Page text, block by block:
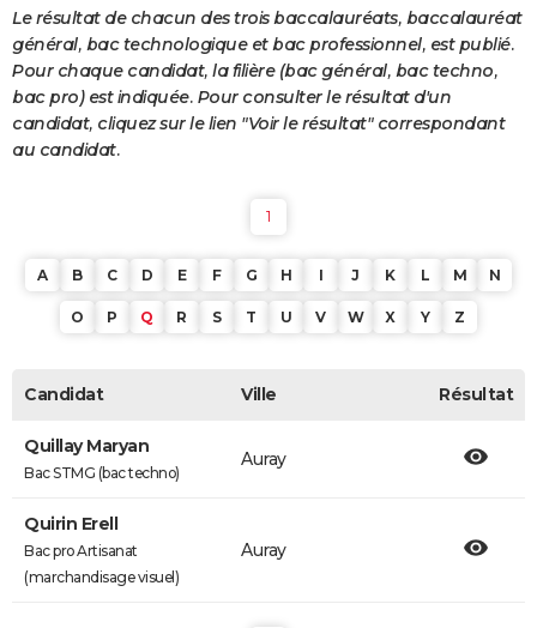
COPAINS D'AVANT
S'inscrire
Se connecter
Lycées
Collèges
Primaires
Universités
Entreprises
Service militaire
Avis de recherche
AVIS DE DÉCÈS
FORUM
Le résultat de chacun des trois baccalauréats, baccalauréat
général, bac technologique et bac professionnel, est publié.
Pour chaque candidat, la filière (bac général, bac techno,
bac pro) est indiquée. Pour consulter le résultat d'un
candidat, cliquez sur le lien "Voir le résultat" correspondant
au candidat.
1
A B C D E F G H I J K L M N
O P Q R S T U V W X Y Z
Candidat Ville Résultat
Quillay Maryan
Bac STMG (bac techno)
Auray
Quirin Erell
Bac pro Artisanat
(marchandisage visuel)
Auray